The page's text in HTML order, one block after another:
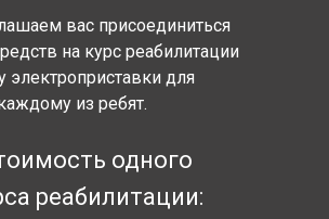
вас присоединиться
на курс реабилитации
электроприставки для
из ребят.
одного
реабилитации: